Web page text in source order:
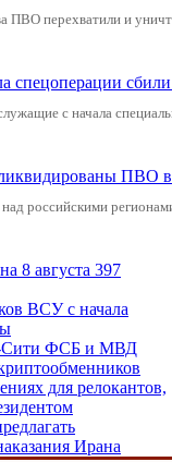
ПВО перехватили и
спецоперации
с начала
ПВО
российскими
8 августа 397
ВСУ с начала
Сити ФСБ и МВД
для релокантов,
Ирана